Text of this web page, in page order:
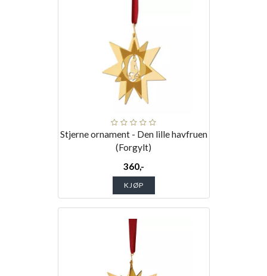
Stjerne ornament - Den lille havfruen
(Forgylt)
360,-
KJØP